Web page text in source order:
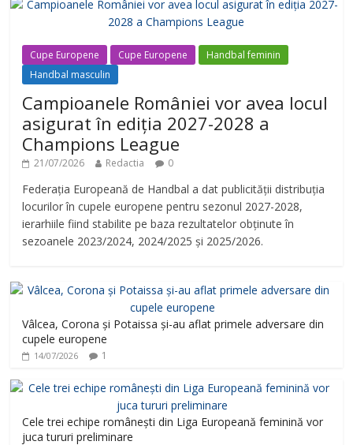
Cupe Europene Cupe Europene
Handbal feminin
Handbal masculin
Campioanele României vor avea locul
asigurat în ediția 2027-2028 a
Champions League
21/07/2026 Redactia 0
Federația Europeană de Handbal a dat publicității distribuția
locurilor în cupele europene pentru sezonul 2027-2028,
ierarhiile fiind stabilite pe baza rezultatelor obținute în
sezoanele 2023/2024, 2024/2025 și 2025/2026.
Vâlcea, Corona și Potaissa și-au aflat primele adversare din
cupele europene
14/07/2026 1
Cele trei echipe românești din Liga Europeană feminină vor
juca tururi preliminare